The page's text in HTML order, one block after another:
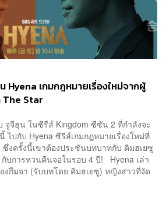
Hyena เกมกฎหมายเรื่องใหม่จากผู้
The Star
จูจีฮุน ในซีรีส์ Kingdom ซีซัน 2 ที่กำลังจะ
ปกับ Hyena ซีรีส์เกมกฎหมายเรื่องใหม่ที่
ซึ่งครั้งนี้เขาต้องประชันบทบาทกับ คิมฮเยซู
บการหวนคืนจอในรอบ 4 ปี! Hyena เล่า
งกึมจา (รับบทโดย คิมฮเยซู) หญิงสาวที่งัด